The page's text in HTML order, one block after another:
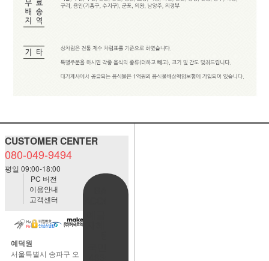
CUSTOMER CENTER
080-049-9494
평일 09:00-18:00
PC 버전
이용안내
고객센터
예덕원
서울특별시 송파구 오